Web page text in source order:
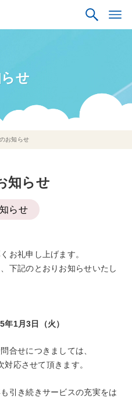
せ
お知らせ
知らせ
らせ
お礼申し上げます。
下記のとおりお知らせいたし
1月3日（火）
合せにつきましては、
応させて頂きます。
引き続きサービスの充実をは